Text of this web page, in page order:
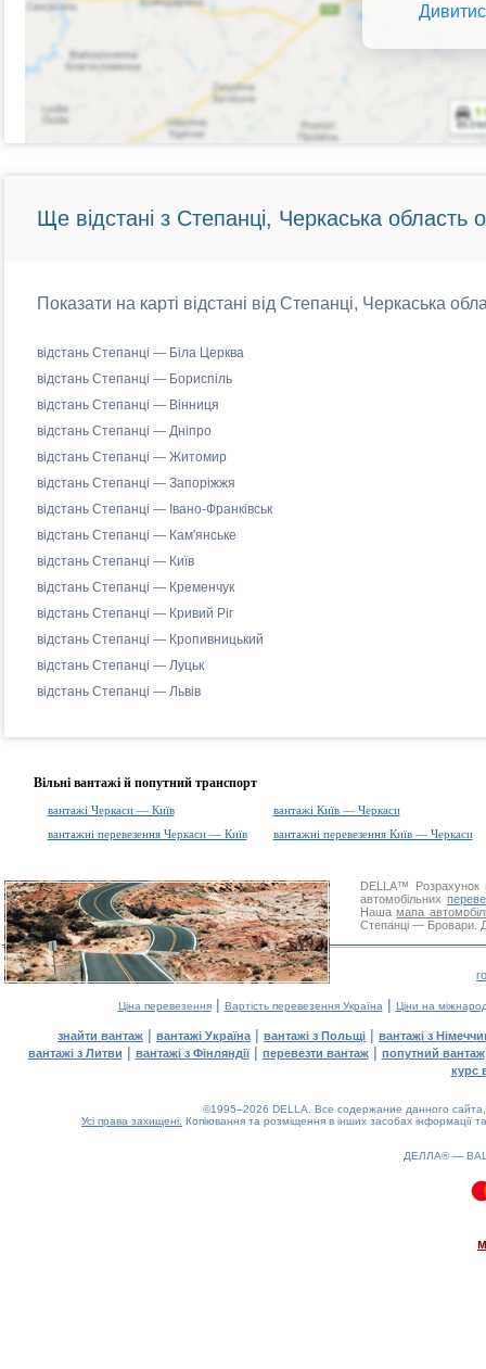
Ще відстані з Степанці, Черкаська область
Показати на карті відстані від Степанці, Черкаська
відстань Степанці — Біла Церква
відстань Степанці — Бориспіль
відстань Степанці — Вінниця
відстань Степанці — Дніпро
відстань Степанці — Житомир
відстань Степанці — Запоріжжя
відстань Степанці — Івано-Франківськ
відстань Степанці — Кам'янське
відстань Степанці — Київ
відстань Степанці — Кременчук
відстань Степанці — Кривий Ріг
відстань Степанці — Кропивницький
відстань Степанці — Луцьк
відстань Степанці — Львів
Вільні вантажі й попутний транспорт
вантажі Черкаси — Київ
вантажі Київ — Черкаси
вантажні перевезення Черкаси — Київ
вантажні перевезення Київ — Черкаси
DELLA™
Розрахунок
автомобільних
Нашамапа
Степанці — Бровари.
Ціна перевезення| Вартість перевезення Україна | Ціни на
знайти вантаж | вантажі Україна | вантажі з Польщі | вантажі з
вантажі з Литви | вантажі з Фінляндії| перевезти вантаж| попутний вантаж
курс
©1995–2026 DELLA. Все содержание данного
Усі права захищені. Копіювання та розміщення в інших засобах інформації
ДЕЛЛА® —